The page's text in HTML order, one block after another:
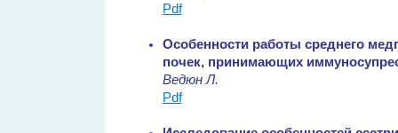
Pdf
Особенности работы среднего
почек, принимающих
Ведюн Л.
Pdf